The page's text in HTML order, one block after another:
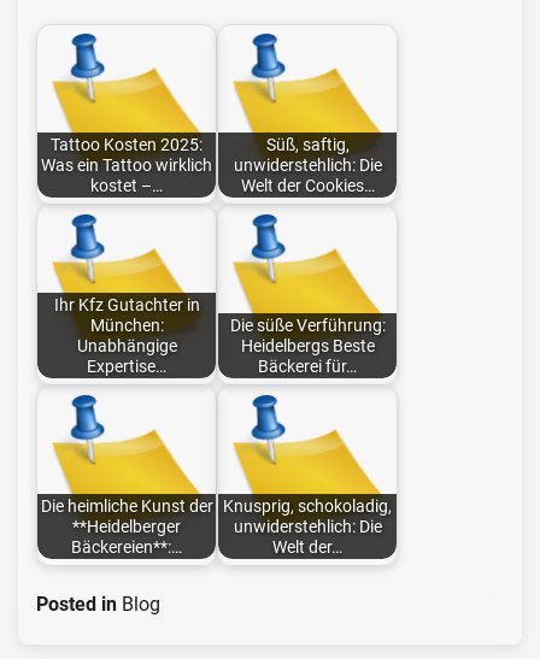
Tattoo Kosten 2025:
Was ein Tattoo wirklich
kostet –…
Süß, saftig,
unwiderstehlich: Die
Welt der Cookies…
Ihr Kfz Gutachter in
München:
Unabhängige
Expertise…
Die süße Verführung:
Heidelbergs Beste
Bäckerei für…
Die heimliche Kunst der
**Heidelberger
Bäckereien**:…
Knusprig, schokoladig,
unwiderstehlich: Die
Welt der…
Posted in Blog